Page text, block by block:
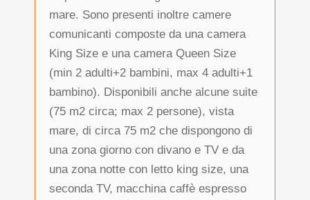
mare. Sono presenti inoltre camere
comunicanti composte da una camera
King Size e una camera Queen Size
(min 2 adulti+2 bambini, max 4 adulti+1
bambino). Disponibili anche alcune suite
(75 m2 circa; max 2 persone), vista
mare, di circa 75 m2 che dispongono di
una zona giorno con divano e TV e da
una zona notte con letto king size, una
seconda TV, macchina caffè espresso